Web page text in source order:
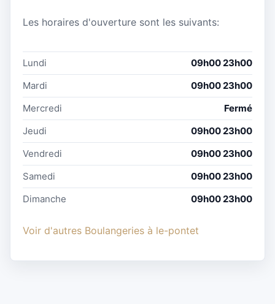
Les horaires d'ouverture sont les suivants:
Lundi
09h00 23h00
Mardi
09h00 23h00
Mercredi
Fermé
Jeudi
09h00 23h00
Vendredi
09h00 23h00
Samedi
09h00 23h00
Dimanche
09h00 23h00
Voir d'autres Boulangeries à le-pontet